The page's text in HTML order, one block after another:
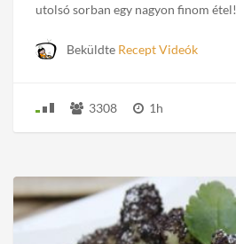
utolsó sorban egy nagyon finom étel!
Beküldte Recept Videók
3308 1h